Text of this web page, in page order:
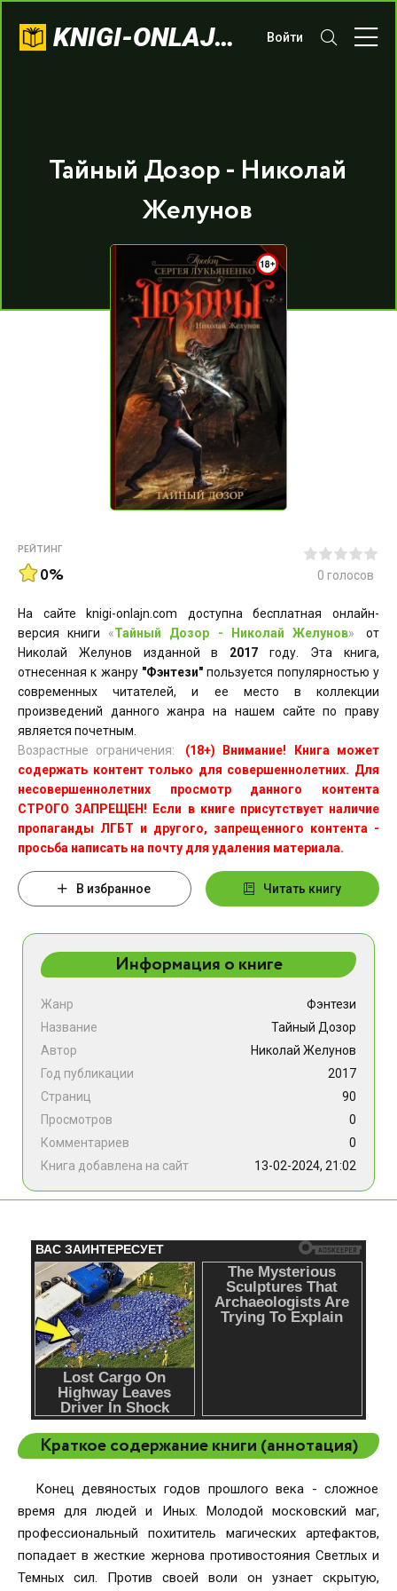
KNIGI-ONLAJN.COM Войти
Тайный Дозор - Николай
Желунов
РЕЙТИНГ
0% 0 голосов
На сайте knigi-onlajn.com доступна бесплатная онлайн-
версия книги «Тайный Дозор - Николай Желунов»
от
Николай Желунов изданной в 2017 году. Эта книга,
отнесенная к жанру "Фэнтези" пользуется популярностью у
современных читателей, и ее место в коллекции
произведений данного жанра на нашем сайте по праву
является почетным.
Возрастные ограничения:
(18+) Внимание! Книга может
содержать контент только для совершеннолетних. Для
несовершеннолетних просмотр данного контента
СТРОГО ЗАПРЕЩЕН! Если в книге присутствует наличие
пропаганды ЛГБТ и другого, запрещенного контента -
просьба написать на почту для удаления материала.
В избранное Читать книгу
Информация о книге
Жанр
Фэнтези
Название
Тайный Дозор
Автор
Николай Желунов
Год публикации
2017
Страниц
90
Просмотров
0
Комментариев
0
Книга добавлена на сайт
13-02-2024, 21:02
Краткое содержание книги (аннотация)
Конец девяностых годов прошлого века - сложное
время для людей и Иных. Молодой московский маг,
профессиональный похититель магических артефактов,
попадает в жесткие жернова противостояния Светлых и
Темных сил. Против своей воли он узнает скрытую,